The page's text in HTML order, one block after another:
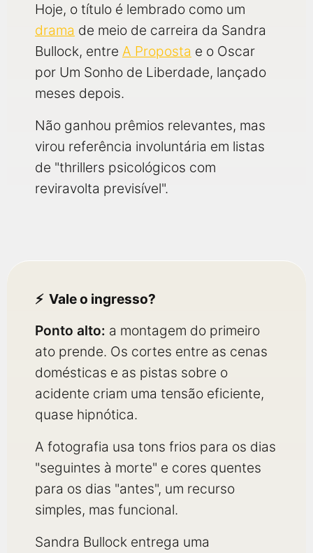
Hoje, o título é lembrado como um
drama de meio de carreira da Sandra
Bullock, entre A Proposta e o Oscar
por Um Sonho de Liberdade, lançado
meses depois.
Não ganhou prêmios relevantes, mas
virou referência involuntária em listas
de "thrillers psicológicos com
reviravolta previsível".
Vale o ingresso?
Ponto alto: a montagem do primeiro
ato prende. Os cortes entre as cenas
domésticas e as pistas sobre o
acidente criam uma tensão eficiente,
quase hipnótica.
A fotografia usa tons frios para os dias
"seguintes à morte" e cores quentes
para os dias "antes", um recurso
simples, mas funcional.
Sandra Bullock entrega uma